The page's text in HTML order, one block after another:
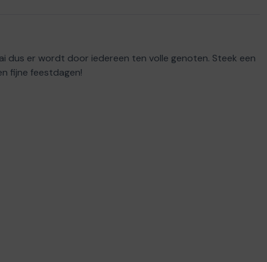
dus er wordt door iedereen ten volle genoten. Steek een
fijne feestdagen!